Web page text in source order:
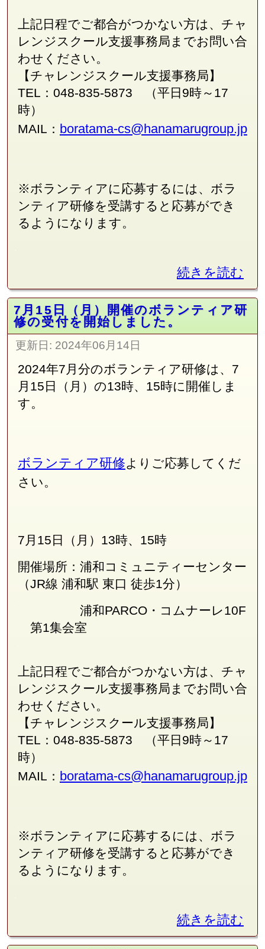
上記日程でご都合がつかない方は、チャ
レンジスクール支援事務局 までお問い合
わせください。
【チャレンジスクール支援事務局】
TEL：048-835-5873 （平日9時～17
時）
MAIL： boratama-cs@hanamarugroup.jp
※ボランティアに応募するには、ボラ
ンティア研修を受講すると応募ができ
るようになります。
続きを読む
7月15日（月）開催のボランティア研
修の受付を開始しました。
更新日: 2024年06月14日
2024年7月分のボランティア研修は、7
月15日（月）の13時、15時に開催しま
す。
ボランティア研修よりご応募してくだ
さい。
7月15日（月）13時、15時
開催場所：浦和コミュニティーセンター
（JR線 浦和駅 東口 徒歩1分）
浦和PARCO・コムナーレ10F
第1集会室
上記日程でご都合がつかない方は、チャ
レンジスクール支援事務局 までお問い合
わせください。
【チャレンジスクール支援事務局】
TEL：048-835-5873 （平日9時～17
時）
MAIL： boratama-cs@hanamarugroup.jp
※ボランティアに応募するには、ボラ
ンティア研修を受講すると応募ができ
るようになります。
続きを読む